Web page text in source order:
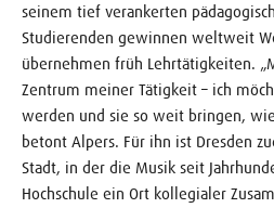
seinem tief verankerten
Studierenden gewinnen weltweit
übernehmen früh Lehrtätigkeiten.
Zentrum meiner Tätigkeit – ich
werden und sie so weit bringen,
betont Alpers. Für ihn ist Dresden
Stadt, in der die Musik seit
Hochschule ein Ort kollegialer